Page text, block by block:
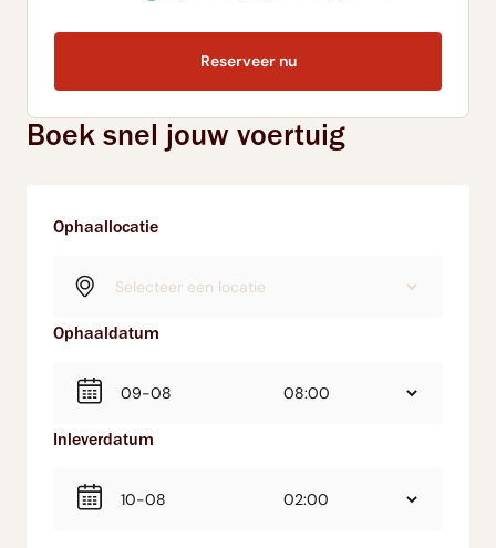
Reserveer nu
Boek snel jouw voertuig
Ophaallocatie
Ophaaldatum
Inleverdatum